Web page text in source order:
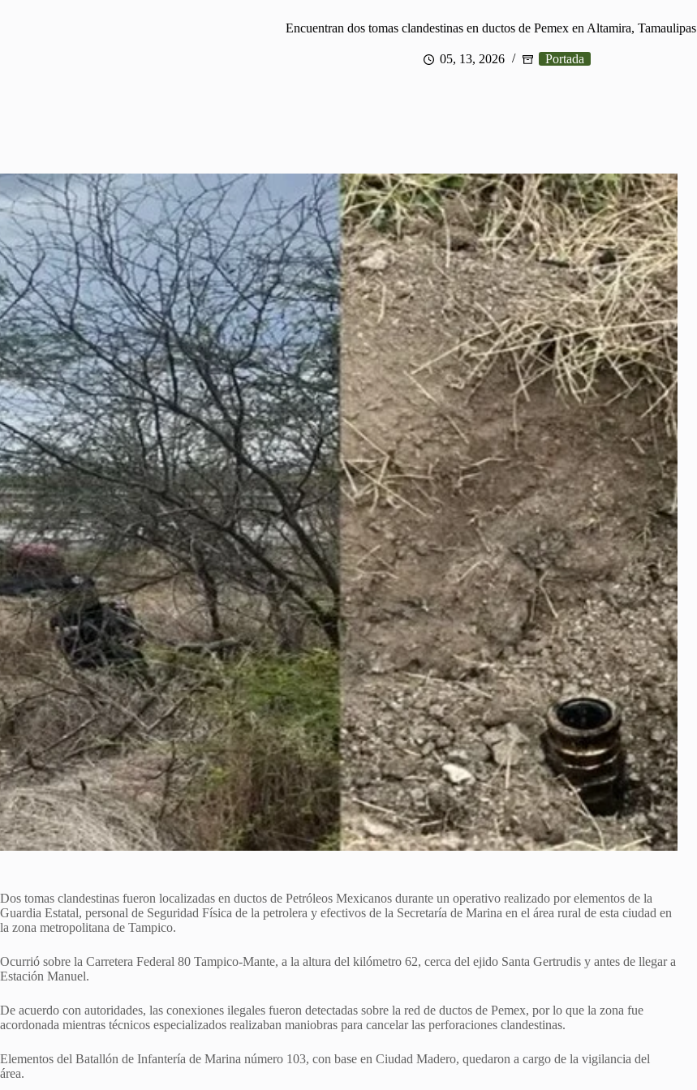
Encuentran dos tomas clandestinas en ductos de Pemex en Altamira, Tamaulipas
05, 13, 2026 Portada
Dos tomas clandestinas fueron localizadas en ductos de Petróleos Mexicanos durante un operativo realizado por elementos de la
Guardia Estatal, personal de Seguridad Física de la petrolera y efectivos de la Secretaría de Marina en el área rural de esta ciudad en
la zona metropolitana de Tampico.
Ocurrió sobre la Carretera Federal 80 Tampico-Mante, a la altura del kilómetro 62, cerca del ejido Santa Gertrudis y antes de llegar a
Estación Manuel.
De acuerdo con autoridades, las conexiones ilegales fueron detectadas sobre la red de ductos de Pemex, por lo que la zona fue
acordonada mientras técnicos especializados realizaban maniobras para cancelar las perforaciones clandestinas.
Elementos del Batallón de Infantería de Marina número 103, con base en Ciudad Madero, quedaron a cargo de la vigilancia del
área.